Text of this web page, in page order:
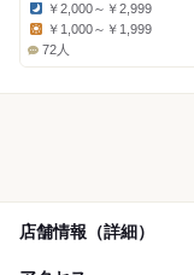
Dinner:
￥2,000～￥2,999
Lunch:
￥1,000～￥1,999
72人
店舗情報（詳細）